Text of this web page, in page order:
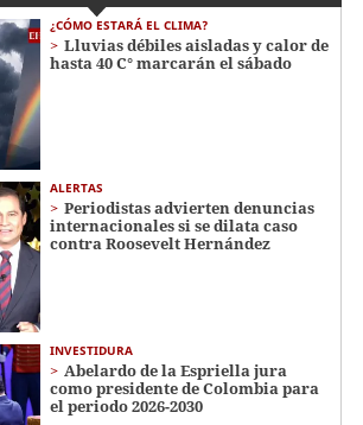
¿CÓMO ESTARÁ EL CLIMA?
Lluvias débiles aisladas y calor de
hasta 40 C° marcarán el sábado
ALERTAS
Periodistas advierten denuncias
internacionales si se dilata caso
contra Roosevelt Hernández
INVESTIDURA
Abelardo de la Espriella jura
como presidente de Colombia para
el periodo 2026-2030